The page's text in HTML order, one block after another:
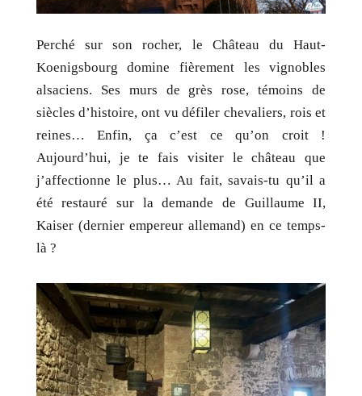
Perché sur son rocher, le Château du Haut-
Koenigsbourg domine fièrement les vignobles
alsaciens. Ses murs de grès rose, témoins de
siècles d’histoire, ont vu défiler chevaliers, rois et
reines… Enfin, ça c’est ce qu’on croit !
Aujourd’hui, je te fais visiter le château que
j’affectionne le plus… Au fait, savais-tu qu’il a
été restauré sur la demande de Guillaume II,
Kaiser (dernier empereur allemand) en ce temps-
là ?